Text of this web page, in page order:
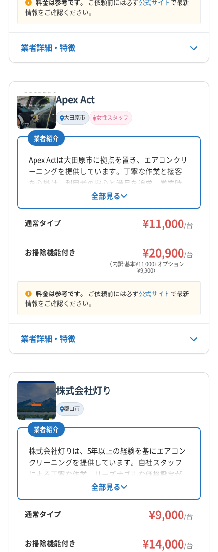
定休日
日・祝
非公開
料金は参考です。 ご依頼前には必ず公式サイトで最新
情報をご確認ください。
業者詳細・特徴
基本情報
代表者名
上妻
所在地
福島県郡山市香久池1-21-5
対応地域
須賀川市 田村市
岩瀬郡鏡石町
郡山市 田村郡三春町 田村郡小野町
電話番号
公式HP
Apex Act
大田原市 女性スタッフ
業者紹介
Apex Actは大田原市に拠点を置き、エアコンクリ
ーニングを提供しています。丁寧な作業と接客
を心掛け、利用者の安心と満足を追求。営業時
間外の予約や女性スタッフ同行も相談可能で
す。基本料金11,000円からで、複数台割引やオプ
ションも用意されています。年中無休で対応し
ています。
全部見る
通常タイプ ¥11,000/台
お掃除機能付き ¥20,900/台
（内訳:基本¥11,000+オプション
¥9,900）
料金は参考です。 ご依頼前には必ず公式サイトで最新
情報をご確認ください。
業者詳細・特徴
基本情報
代表者名
非公開
所在地
栃木県大田原市
対応地域
会津若松市 須賀川市
河沼郡会津坂下町
河沼郡湯川村
河沼郡柳津町
岩瀬郡鏡石町
西白河郡泉崎村
東白川郡棚倉町
東白川郡矢祭町
株式会社灯り
郡山市
業者紹介
株式会社灯りは、5年以上の経験を基にエアコン
クリーニングを提供しています。自社スタッフ
による丁寧な作業、リーズナブルな価格設定が
魅力です。ニオイや汚れを解消し、養生や作業
後の確認も徹底。福島県郡山市を中心に、東
北・中部エリアに対応しています。
全部見る
通常タイプ ¥9,000/台
お掃除機能付き ¥14,000/台